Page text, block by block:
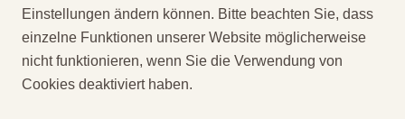
Einstellungen ändern können. Bitte beachten Sie, dass
einzelne Funktionen unserer Website möglicherweise
nicht funktionieren, wenn Sie die Verwendung von
Cookies deaktiviert haben.